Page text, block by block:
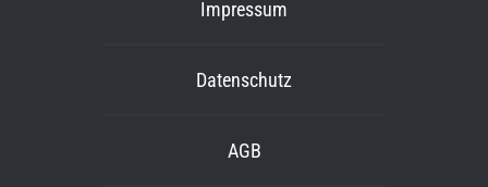
Impressum
Datenschutz
AGB